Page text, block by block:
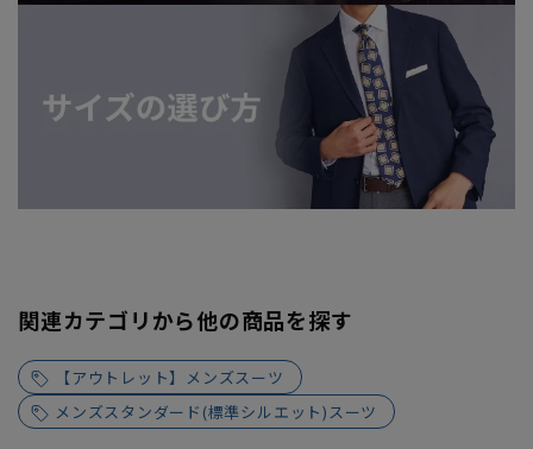
関連カテゴリから他の商品を探す
【アウトレット】メンズスーツ
メンズスタンダード(標準シルエット)スーツ